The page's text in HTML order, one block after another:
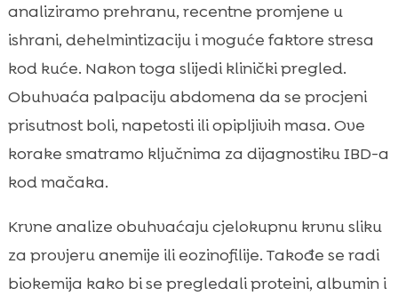
analiziramo prehranu, recentne promjene u
ishrani, dehelmintizaciju i moguće faktore stresa
kod kuće. Nakon toga slijedi klinički pregled.
Obuhvaća palpaciju abdomena da se procjeni
prisutnost boli, napetosti ili opipljivih masa. Ove
korake smatramo ključnima za dijagnostiku IBD-a
kod mačaka.
Krvne analize obuhvaćaju cjelokupnu krvnu sliku
za provjeru anemije ili eozinofilije. Takođe se radi
biokemija kako bi se pregledali proteini, albumin i